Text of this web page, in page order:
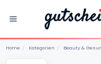
Home / Kategorien / Beauty &